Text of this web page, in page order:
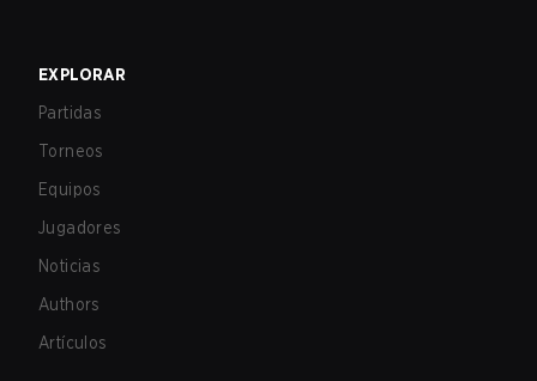
EXPLORAR
Partidas
Torneos
Equipos
Jugadores
Noticias
Authors
Artículos